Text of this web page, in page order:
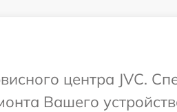
центра JVC.
Вашего